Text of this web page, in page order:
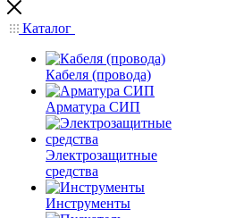
Каталог
Кабеля (провода)
Арматура СИП
Электрозащитные
средства
Инструменты